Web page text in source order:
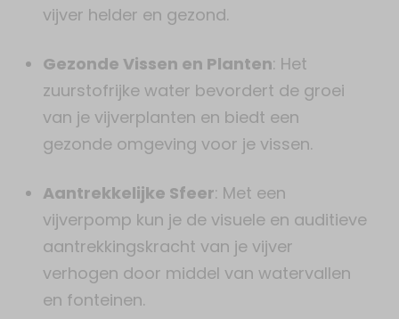
vijver helder en gezond.
Gezonde Vissen en Planten: Het
zuurstofrijke water bevordert de groei
van je vijverplanten en biedt een
gezonde omgeving voor je vissen.
Aantrekkelijke Sfeer: Met een
vijverpomp kun je de visuele en auditieve
aantrekkingskracht van je vijver
verhogen door middel van watervallen
en fonteinen.